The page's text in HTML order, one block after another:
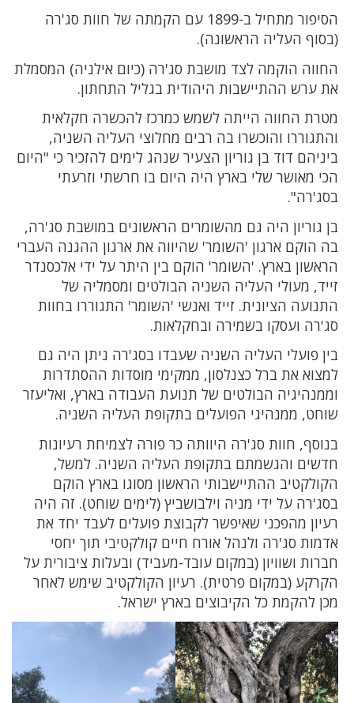
הסיפור מתחיל ב-1899 עם הקמתה של חוות סג'רה
(בסוף העליה הראשונה).
החווה הוקמה לצד מושבת סג'רה (כיום אילניה) המסמלת
את ערש ההתיישבות היהודית בגליל התחתון.
מטרת החווה הייתה לשמש כמרכז להכשרה חקלאית
והתגוררו והוכשרו בה רבים מחלוצי העליה השניה,
ביניהם דוד בן גוריון הצעיר שנהג לימים להזכיר כי "היום
הכי מאושר שלי בארץ היה היום בו חרשתי וזרעתי
בסג'רה".
בן גוריון היה גם מהשומרים הראשונים במושבת סג'רה,
בה הוקם ארגון 'השומר' שהיווה את ארגון ההגנה העברי
הראשון בארץ. 'השומר' הוקם בין היתר על ידי אלכסנדר
זייד, מעולי העליה השניה הבולטים ומסמליה של
התנועה הציונית. זייד ואנשי 'השומר' התגוררו בחוות
סג'רה ועסקו בשמירה ובחקלאות.
בין פועלי העליה השניה שעבדו בסג'רה ניתן היה גם
למצוא את ברל כצנלסון, ממקימי מוסדות ההסתדרות
וממנהיגיה הבולטים של תנועת העבודה בארץ, ואליעזר
שוחט, ממנהיגי הפועלים בתקופת העליה השניה.
בנוסף, חוות סג'רה היוותה כר פורה לצמיחת רעיונות
חדשים והגשמתם בתקופת העליה השניה. למשל,
הקולקטיב ההתיישבותי הראשון מסוגו בארץ הוקם
בסג'רה על ידי מניה וילבושביץ (לימים שוחט). זה היה
רעיון מהפכני שאיפשר לקבוצת פועלים לעבד יחד את
אדמות סג'רה ולנהל אורח חיים קולקטיבי תוך יחסי
חברות ושוויון (במקום עובד-מעביד) ובעלות ציבורית על
הקרקע (במקום פרטית). רעיון הקולקטיב שימש לאחר
מכן להקמת כל הקיבוצים בארץ ישראל.